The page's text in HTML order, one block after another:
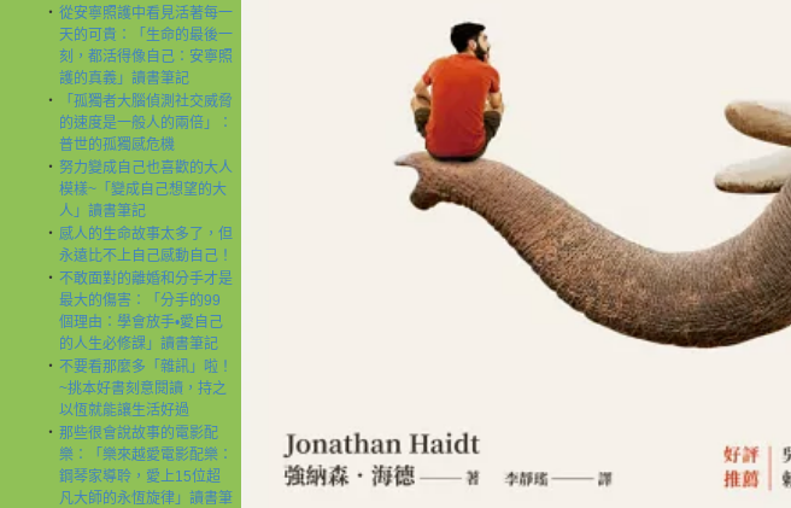
‧ 從安寧照護中看見活著每一
天的可貴：「生命的最後一
刻，都活得像自己：安寧照
護的真義」讀書筆記
‧
「孤獨者大腦偵測社交威脅
的速度是一般人的兩倍」：
普世的孤獨感危機
‧ 努力變成自己也喜歡的大人
模樣~「變成自己想望的大
人」讀書筆記
‧ 感人的生命故事太多了，但
永遠比不上自己感動自己！
‧ 不敢面對的離婚和分手才是
最大的傷害：「分手的99
個理由：學會放手•愛自己
的人生必修課」讀書筆記
‧ 不要看那麼多「雜訊」啦！
~挑本好書刻意閱讀，持之
以恆就能讓生活好過
‧ 那些很會說故事的電影配
樂：「樂來越愛電影配樂：
鋼琴家導聆，愛上15位超
凡大師的永恆旋律」讀書筆